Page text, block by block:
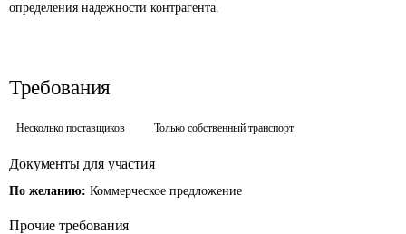
определения надежности контрагента.
Требования
Несколько поставщиков Только собственный транспорт
Документы для участия
По желанию: Коммерческое предложение
Прочие требования